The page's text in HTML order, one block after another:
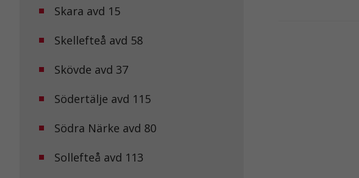
Skara avd 15
Skellefteå avd 58
Skövde avd 37
Södertälje avd 115
Södra Närke avd 80
Sollefteå avd 113